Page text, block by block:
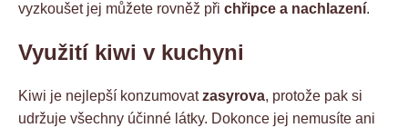
vyzkoušet jej můžete rovněž při chřipce a nachlazení.
Využití kiwi v kuchyni
Kiwi je nejlepší konzumovatzasyrova, protože pak si
udržuje všechny účinné látky. Dokonce jej nemusíte ani